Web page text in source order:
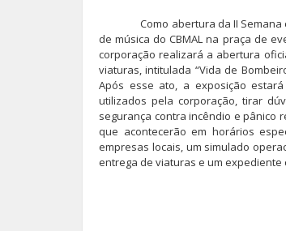
Como abertura da II Semana do
de música do CBMAL na praça de
corporação realizará a abertura
viaturas, intitulada “Vida de
Após esse ato, a exposição
utilizados pela corporação, tirar
segurança contra incêndio e pânico
que acontecerão em horários
empresas locais, um simulado
entrega de viaturas e um